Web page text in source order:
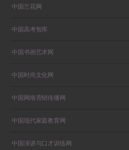
中国兰花网
中国高考智库
中国书画艺术网
中国时尚文化网
中国网络营销传播网
中国现代家庭教育网
中国演讲与口才训练网